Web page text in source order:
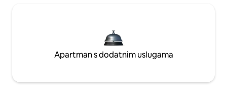
Apartman s dodatnim uslugama